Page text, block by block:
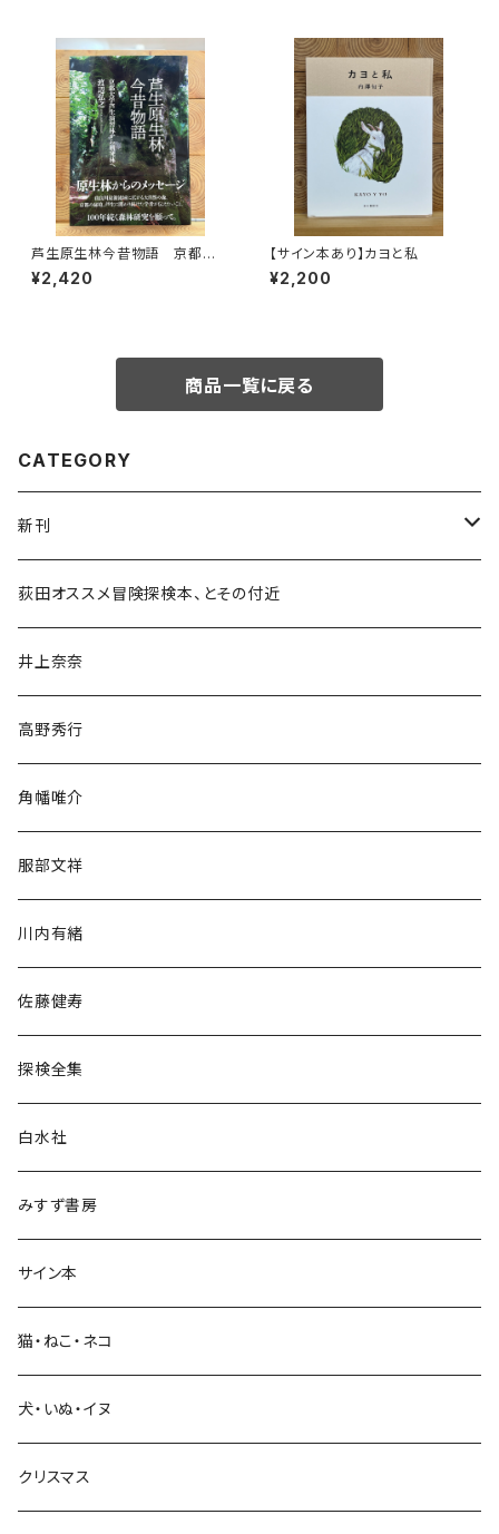
芦生原生林今昔物語 京都大
学芦生演習林から研究林へ
¥2,420
【サイン本あり】カヨと私
¥2,200
商品一覧に戻る
CATEGORY
新刊
和書
文学・小説・物語
随筆・ノンフィクション・その他
民族・風習
言語・ことば
生活・暮らし
芸術・絵画・写真
荻田オススメ冒険探検本、とその付近
井上奈奈
高野秀行
角幡唯介
服部文祥
川内有緒
佐藤健寿
探検全集
白水社
みすず書房
サイン本
猫・ねこ・ネコ
犬・いぬ・イヌ
クリスマス